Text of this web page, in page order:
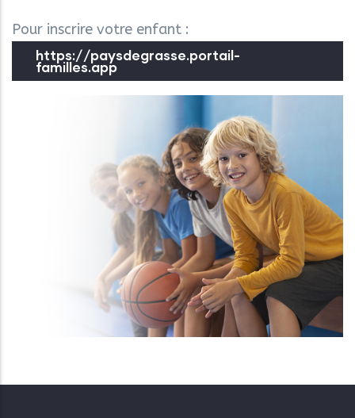
Pour inscrire votre enfant :
https://paysdegrasse.portail-
familles.app